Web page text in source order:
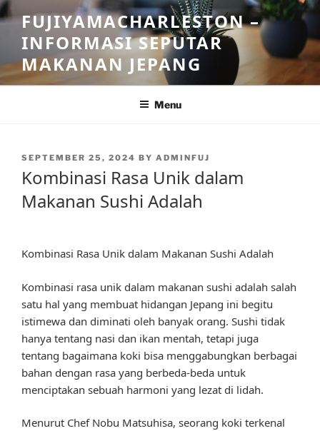
Skip
to
content
FUJIYAMACHARLESTON –
INFORMASI SEPUTAR
MAKANAN JEPANG
Menu
POSTED
SEPTEMBER 25, 2024 BY ADMINFUJ
Kombinasi Rasa Unik dalam
Makanan Sushi Adalah
Kombinasi Rasa Unik dalam Makanan Sushi Adalah
Kombinasi rasa unik dalam makanan sushi adalah salah
satu hal yang membuat hidangan Jepang ini begitu
istimewa dan diminati oleh banyak orang. Sushi tidak
hanya tentang nasi dan ikan mentah, tetapi juga
tentang bagaimana koki bisa menggabungkan berbagai
bahan dengan rasa yang berbeda-beda untuk
menciptakan sebuah harmoni yang lezat di lidah.
Menurut Chef Nobu Matsuhisa, seorang koki terkenal